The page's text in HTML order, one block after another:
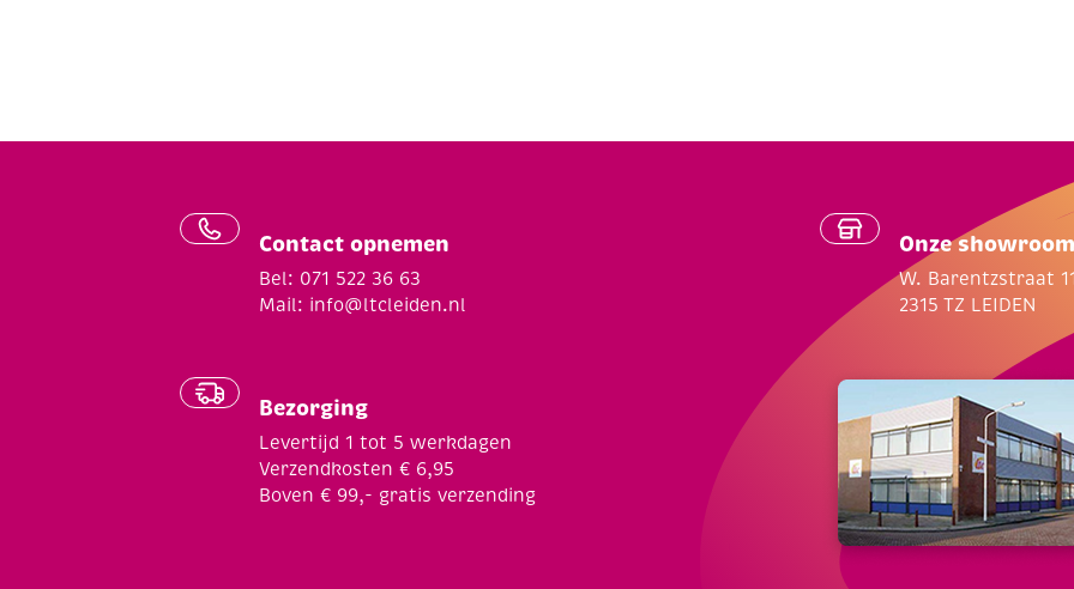
Contact opnemen
Bel: 071 522 36 63
Mail: info@ltcleiden.nl
Bezorging
Levertijd 1 tot 5 werkdagen
Verzendkosten € 6,95
Boven € 99,- gratis verzending
Onze showroom
W. Barentzstraat
2315 TZ LEIDEN